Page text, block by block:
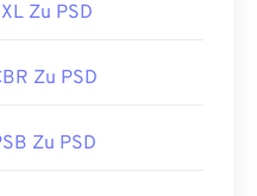
1990
file-2622194
Zu PSD
Zu PSD
Zu PSD